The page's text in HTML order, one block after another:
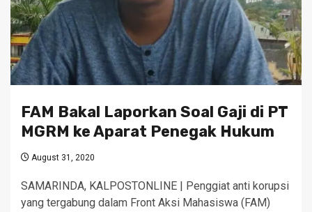
FAM Bakal Laporkan Soal Gaji di PT
MGRM ke Aparat Penegak Hukum
August 31, 2020
SAMARINDA, KALPOSTONLINE | Penggiat anti korupsi
yang tergabung dalam Front Aksi Mahasiswa (FAM)